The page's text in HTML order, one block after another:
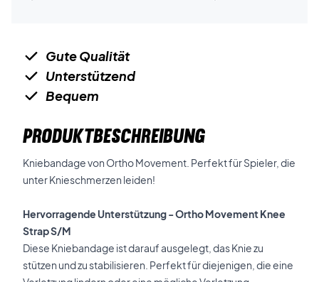
Gute Qualität
Unterstützend
Bequem
PRODUKTBESCHREIBUNG
Kniebandage von Ortho Movement. Perfekt für Spieler, die
unter Knieschmerzen leiden!
Hervorragende Unterstützung - Ortho Movement Knee
Strap S/M
Diese Kniebandage ist darauf ausgelegt, das Knie zu
stützen und zu stabilisieren. Perfekt für diejenigen, die eine